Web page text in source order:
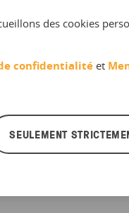
des cookies
confidentialité et
SEULEMENT